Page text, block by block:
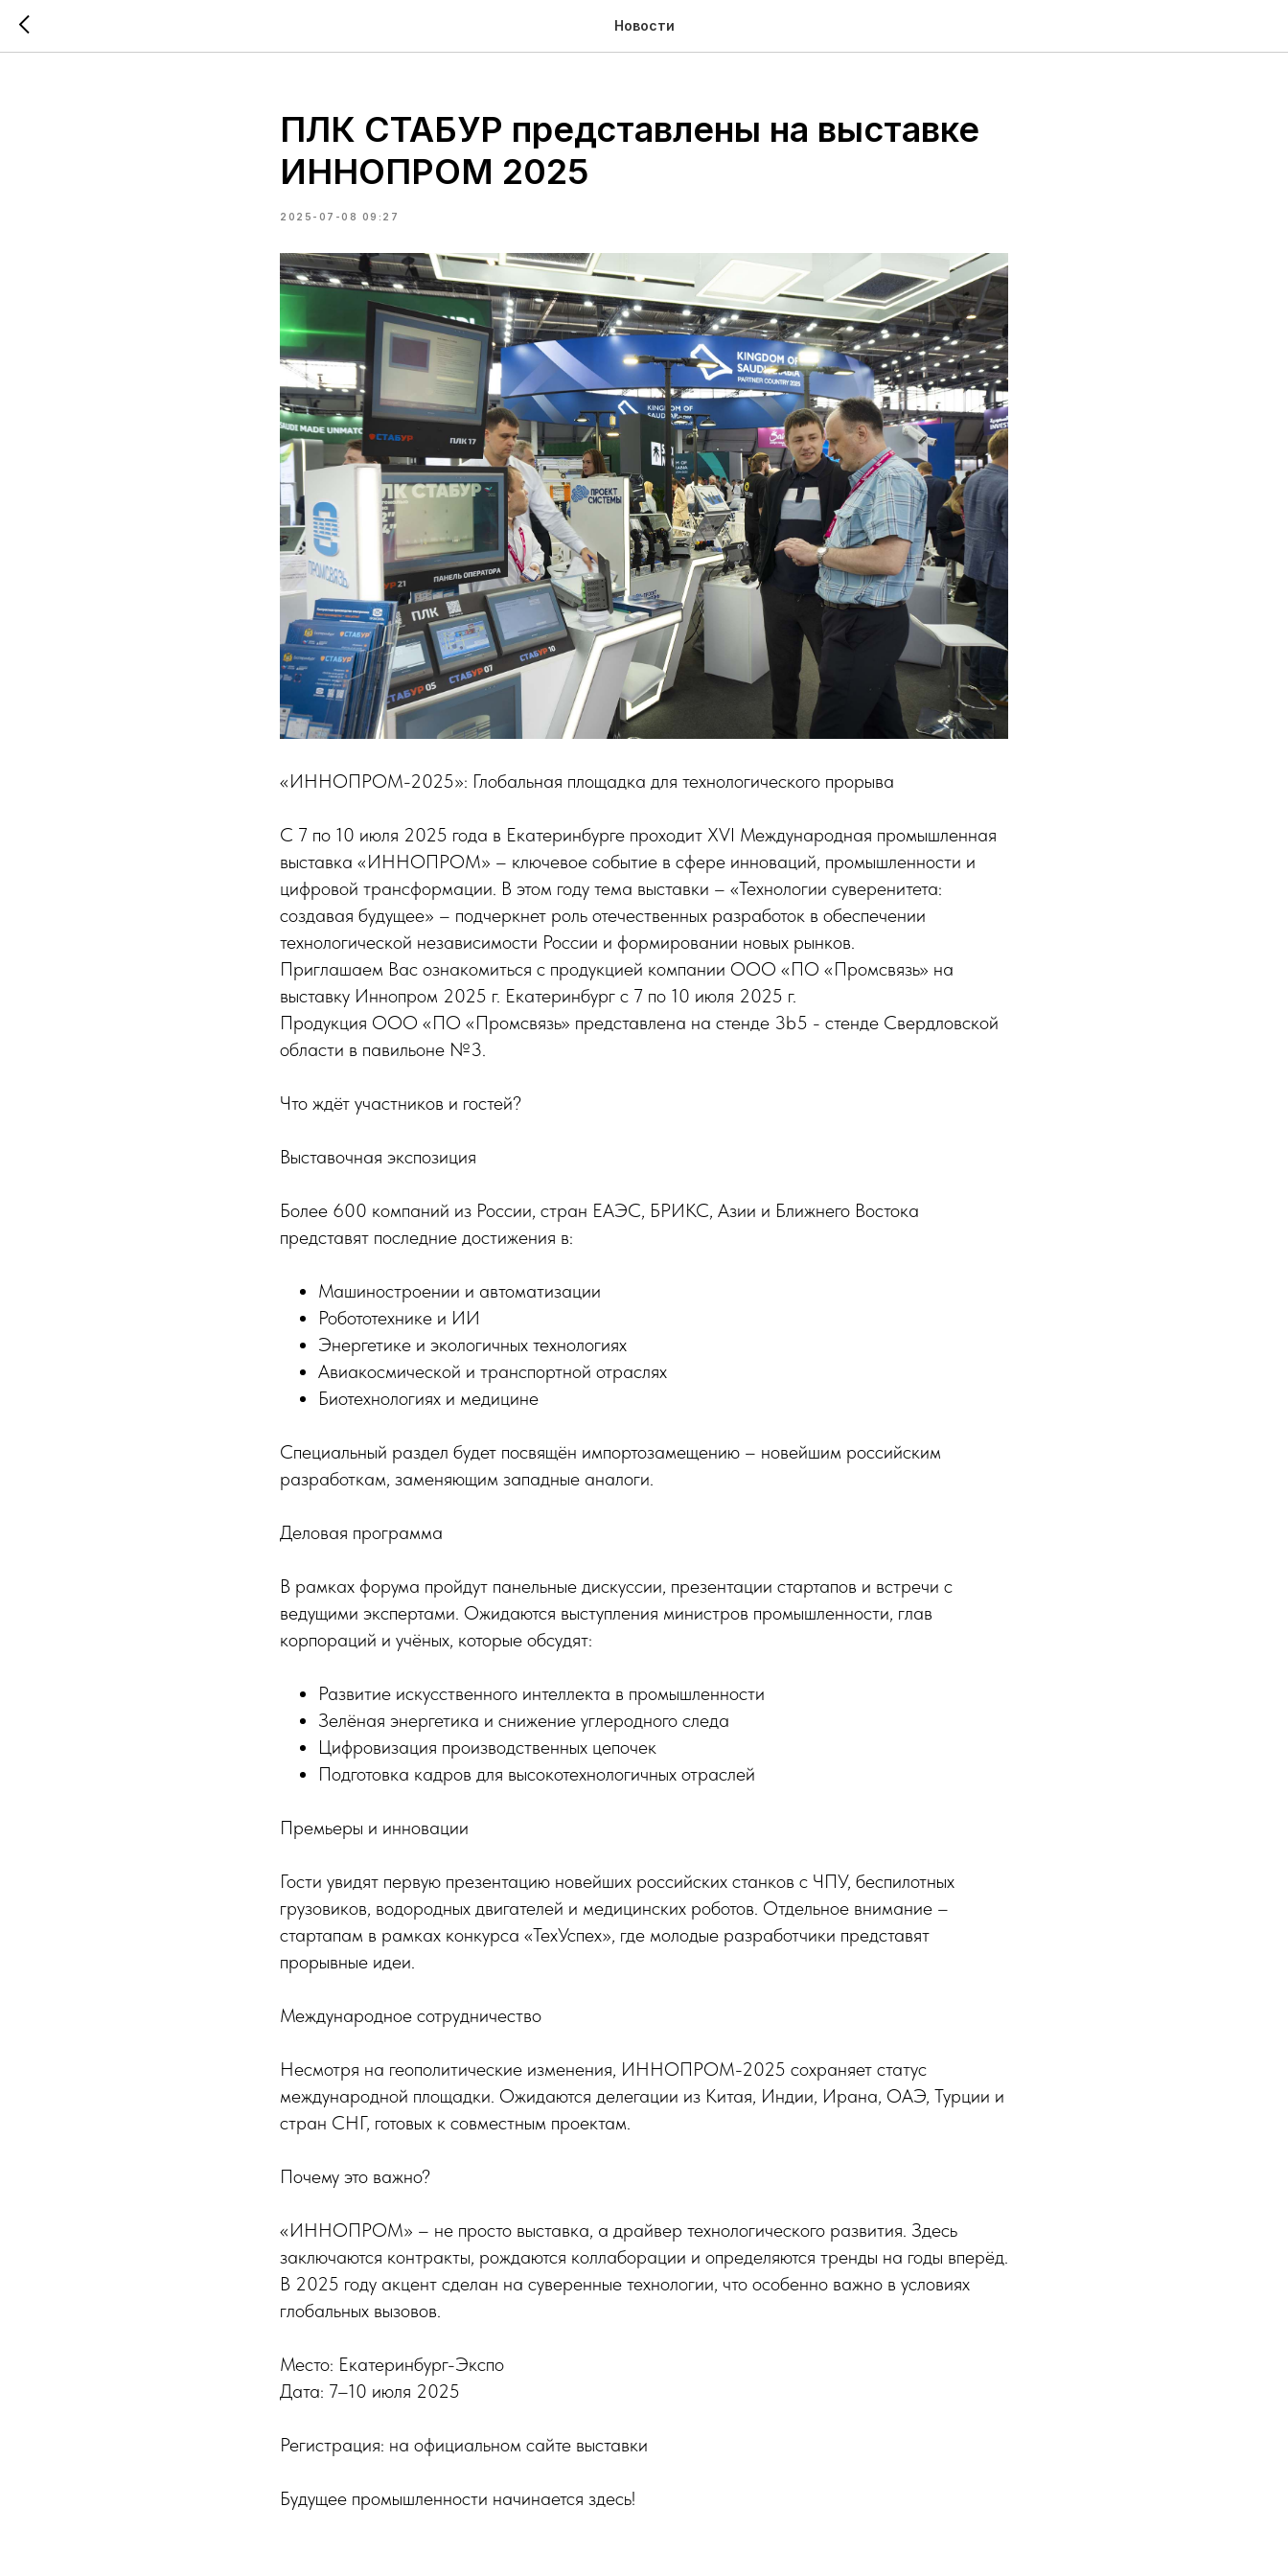
Новости
ПЛК СТАБУР представлены на выставке
ИННОПРОМ 2025
2025-07-08 09:27
«ИННОПРОМ-2025»: Глобальная площадка для технологического прорыва
С 7 по 10 июля 2025 года в Екатеринбурге проходит XVI Международная промышленная
выставка «ИННОПРОМ» – ключевое событие в сфере инноваций, промышленности и
цифровой трансформации. В этом году тема выставки – «Технологии суверенитета:
создавая будущее» – подчеркнет роль отечественных разработок в обеспечении
технологической независимости России и формировании новых рынков.
Приглашаем Вас ознакомиться с продукцией компании ООО «ПО «Промсвязь» на
выставку Иннопром 2025 г. Екатеринбург с 7 по 10 июля 2025 г.
Продукция ООО «ПО «Промсвязь» представлена на стенде 3b5 - стенде Свердловской
области в павильоне №3.
Что ждёт участников и гостей?
Выставочная экспозиция
Более 600 компаний из России, стран ЕАЭС, БРИКС, Азии и Ближнего Востока
представят последние достижения в:
Машиностроении и автоматизации
Робототехнике и ИИ
Энергетике и экологичных технологиях
Авиакосмической и транспортной отраслях
Биотехнологиях и медицине
Специальный раздел будет посвящён импортозамещению – новейшим российским
разработкам, заменяющим западные аналоги.
Деловая программа
В рамках форума пройдут панельные дискуссии, презентации стартапов и встречи с
ведущими экспертами. Ожидаются выступления министров промышленности, глав
корпораций и учёных, которые обсудят:
Развитие искусственного интеллекта в промышленности
Зелёная энергетика и снижение углеродного следа
Цифровизация производственных цепочек
Подготовка кадров для высокотехнологичных отраслей
Премьеры и инновации
Гости увидят первую презентацию новейших российских станков с ЧПУ, беспилотных
грузовиков, водородных двигателей и медицинских роботов. Отдельное внимание –
стартапам в рамках конкурса «ТехУспех», где молодые разработчики представят
прорывные идеи.
Международное сотрудничество
Несмотря на геополитические изменения, ИННОПРОМ-2025 сохраняет статус
международной площадки. Ожидаются делегации из Китая, Индии, Ирана, ОАЭ, Турции и
стран СНГ, готовых к совместным проектам.
Почему это важно?
«ИННОПРОМ» – не просто выставка, а драйвер технологического развития. Здесь
заключаются контракты, рождаются коллаборации и определяются тренды на годы вперёд.
В 2025 году акцент сделан на суверенные технологии, что особенно важно в условиях
глобальных вызовов.
Место: Екатеринбург-Экспо
Дата: 7–10 июля 2025
Регистрация: на официальном сайте выставки
Будущее промышленности начинается здесь!